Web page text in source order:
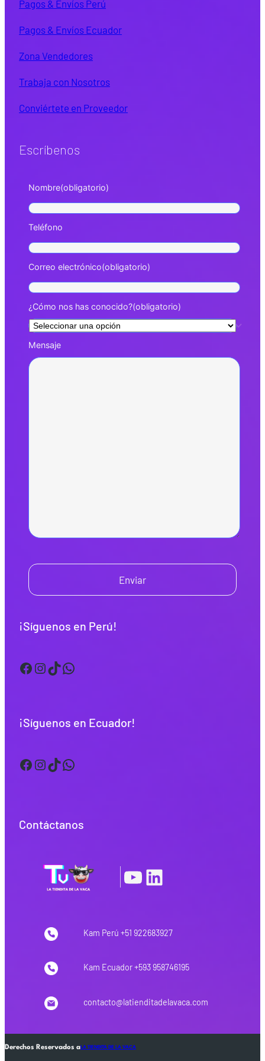
Pagos & Envíos Perú
Pagos & Envíos Ecuador
Zona Vendedores
Trabaja con Nosotros
Conviértete en Proveedor
Escríbenos
Nombre(obligatorio)
Teléfono
Correo electrónico(obligatorio)
¿Cómo nos has conocido?(obligatorio)
Mensaje
Enviar
¡Síguenos en Perú!
Facebook InstagramTikTok WhatsApp
¡Síguenos en Ecuador!
Facebook InstagramTikTok WhatsApp
Contáctanos
YouTube LinkedIn
Kam Perú +51 922683927
Kam Ecuador +593 958746195
contacto@latienditadelavaca.com
Derechos Reservados aLA TIENDITA DE LA VACA